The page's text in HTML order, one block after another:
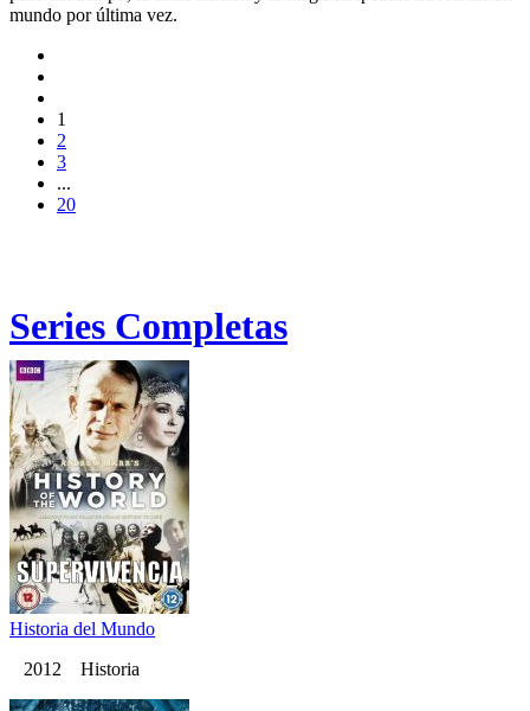
mundo por última vez.
1
2
3
...
20
Series Completas
Historia del Mundo
2012 Historia